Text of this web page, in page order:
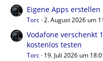
Eigene Apps erstellen
Torc 2. August 2026 um
Vodafone verschenkt
kostenlos testen
Torc 19. Juli 2026 um